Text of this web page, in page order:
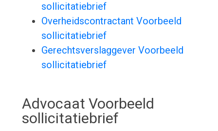
sollicitatiebrief
Overheidscontractant Voorbeeld
sollicitatiebrief
Gerechtsverslaggever Voorbeeld
sollicitatiebrief
Advocaat Voorbeeld
sollicitatiebrief